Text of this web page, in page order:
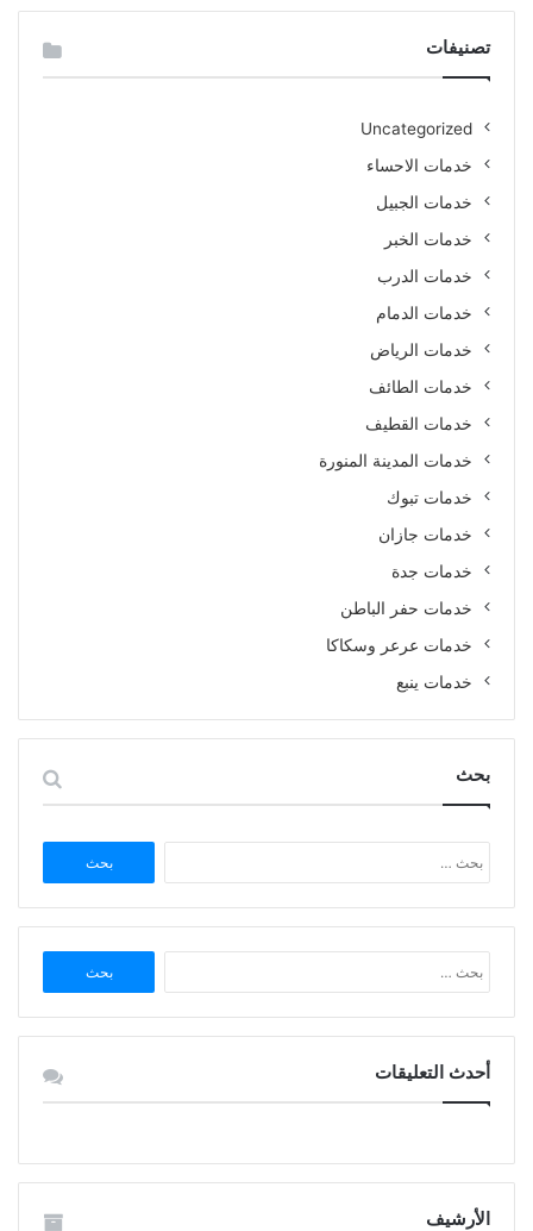
تصنيفات
Uncategorized
خدمات الاحساء
خدمات الجبيل
خدمات الخبر
خدمات الدرب
خدمات الدمام
خدمات الرياض
خدمات الطائف
خدمات القطيف
خدمات المدينة المنورة
خدمات تبوك
خدمات جازان
خدمات جدة
خدمات حفر الباطن
خدمات عرعر وسكاكا
خدمات ينبع
بحث
عن:
عن:
أحدث التعليقات
الأرشيف